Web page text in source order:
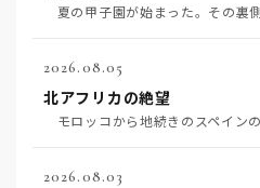
2026.08.05
北アフリカの絶望
2026.08.03